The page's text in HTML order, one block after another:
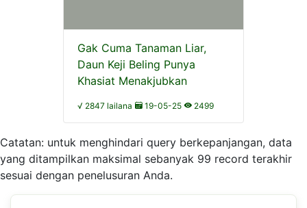
Gak Cuma Tanaman Liar,
Daun Keji Beling Punya
Khasiat Menakjubkan
√ 2847 lailana 19-05-25 2499
Catatan: untuk menghindari query berkepanjangan, data
yang ditampilkan maksimal sebanyak 99 record terakhir
sesuai dengan penelusuran Anda.